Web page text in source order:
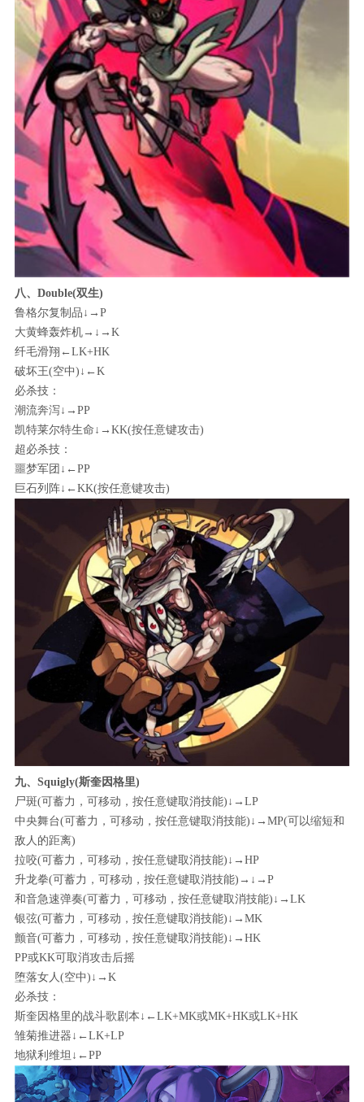
八、Double(双生)
鲁格尔复制品↓→P
大黄蜂轰炸机→↓→K
纤毛滑翔←LK+HK
破坏王(空中)↓←K
必杀技：
潮流奔泻↓→PP
凯特莱尔特生命↓→KK(按任意键攻击)
超必杀技：
噩梦军团↓←PP
巨石列阵↓←KK(按任意键攻击)
九、Squigly(斯奎因格里)
尸斑(可蓄力，可移动，按任意键取消技能)↓→LP
中央舞台(可蓄力，可移动，按任意键取消技能)↓→MP(可以缩短和
敌人的距离)
拉咬(可蓄力，可移动，按任意键取消技能)↓→HP
升龙拳(可蓄力，可移动，按任意键取消技能)→↓→P
和音急速弹奏(可蓄力，可移动，按任意键取消技能)↓→LK
银弦(可蓄力，可移动，按任意键取消技能)↓→MK
颤音(可蓄力，可移动，按任意键取消技能)↓→HK
PP或KK可取消攻击后摇
堕落女人(空中)↓→K
必杀技：
斯奎因格里的战斗歌剧本↓←LK+MK或MK+HK或LK+HK
雏菊推进器↓←LK+LP
地狱利维坦↓←PP